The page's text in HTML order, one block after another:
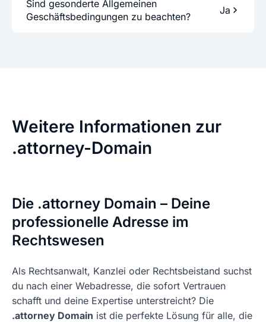
Sind gesonderte Allgemeinen
Geschäftsbedingungen zu beachten?
Ja
Weitere Informationen zur
.attorney-Domain
Die .attorney Domain – Deine
professionelle Adresse im
Rechtswesen
Als Rechtsanwalt, Kanzlei oder Rechtsbeistand suchst
du nach einer Webadresse, die sofort Vertrauen
schafft und deine Expertise unterstreicht? Die
.attorney Domain ist die perfekte Lösung für alle, die